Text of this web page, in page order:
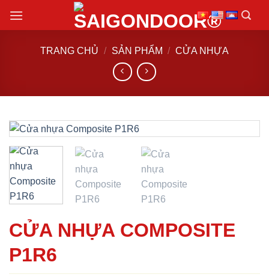
đến
TRANG CHỦ / SẢN PHẨM / CỬA NHỰA
CỬA NHỰA COMPOSITE
P1R6